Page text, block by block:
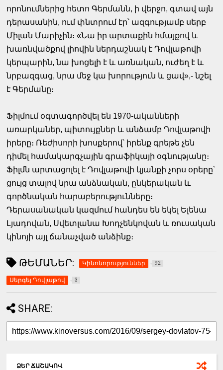
որոնումներից հետո Գերմանն, ի վերջո, գտավ այն
դերասանին, ում փնտրում էր՝ ազգությամբ սերբ
Միլան Մարիչին։ «Նա իր արտաքին հմայքով և
խառնվածքով լիովին ներդաշնակ է Դովլաթովի
կերպարին, նա խոցելի է և առնական, ուժեղ է և
նրբազգաց, նրա մեջ կա խորություն և ցավ»,- նշել
է Գերմանը։
Ֆիլմում օգտագործվել են 1970-ականների
առարկաներ, պիտույքներ և անձամբ Դովլաթովի
իրերը։ Ռեժիսորի խոսքերով՝ իրենք գրեթե չեն
դիմել համակարգչային գրաֆիկայի օգնությանը։
Ֆիլմն արտացոլել է Դովլաթովի կյանքի չորս օրերը՝
ցույց տալով նրա անձնական, ընկերական և
գործնական հարաբերությունները։
Դերասանական կազմում հանդես են եկել Ելենա
Լյադովան, Սվետլանա Խոդչենկովան և ռուսական
կինոյի այլ ճանաչված անձինք։
ԹԵՄԱՆԵՐ: Կինոնորություններ 92
Սերգեյ Դովլաթով 3
SHARE:
ՁԵՐ ՃԱՇԱԿՈՎ